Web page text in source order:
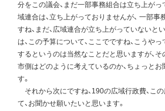
分をこの議会、まだ一部事務組合は立ち上がっ
域連合は、立ち上がっておりませんが、 一部
すね、まだ、広域連合が立ち上がっていないと
は、この予算について、ここでですね、こうや
するというのは当然なことだと思いますが、そ
市側はどのように考えているのか、ちょっと
す。
それから次にですね、190の広域行政費、こ
て、お聞かせ願いたいと思います。